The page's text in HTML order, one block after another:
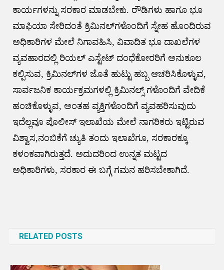
ಕಾರ್ಯಗಳನ್ನು ಸರಕಾರ ಮಾಡಬೇಕು. ರೌಡಿಗಳು ಹಾಗೂ ಭೂ
ಮಾಫಿಯಾ ಸೇರಿದಂತೆ ಕ್ರಿಮಿನಲ್‌ಗಳೊಂದಿಗೆ ಸ್ನೇಹ ಹೊಂದಿರುವ
ಅಧಿಕಾರಿಗಳ ಮೇಲೆ ನಿಗಾವಹಿಸಿ, ವಿವಾದಿತ ಭೂ ದಾಖಲೆಗಳ
ವ್ಯವಹಾರದಲ್ಲಿ ರಿಯಲ್‌ ಎಸ್ಟೇಟ್‌ ದಂಧೆಕೋರರಿಗೆ ಅನುಕೂಲ
ಕಲ್ಪಿಸುವ, ಕ್ರಿಮಿನಲ್‌ಗಳ ಜೊತೆ ಹುಟ್ಟು ಹಬ್ಬ ಆಚರಿಸಿಕೊಳ್ಳುವ,
ಸಾರ್ವಜನಿಕ ಕಾರ್ಯಕ್ರಮಗಳಲ್ಲಿ ಕ್ರಿಮಿನಲ್ಸ್ ಗಳೊಂದಿಗೆ ವೇದಿಕೆ
ಹಂಚಿಕೊಳ್ಳುವ, ಅಂತಹ ವ್ಯಕ್ತಿಗಳೊಂದಿಗೆ ವ್ಯವಹರಿಸುವುದು
ಇದೆಲ್ಲವೂ ಪೊಲೀಸ್ ಇಲಾಖೆಯ ಮೇಲೆ ನಾಗರಿಕರು ಇಟ್ಟಿರುವ
ವಿಶ್ವಾಸ,ನಂಬಿಕೆಗೆ ಚ್ಯುತಿ ತಂದು ಇಲಾಖೆಗೂ, ಸರಕಾರಕ್ಕೂ
ಕಳಂಕವಾಗಿರುತ್ತದೆ. ಅದುದರಿಂದ ಉನ್ನತ ಮಟ್ಟದ
ಅಧಿಕಾರಿಗಳು, ಸರಕಾರ ಈ ಬಗ್ಗೆ ಗಮನ ಹರಿಸಬೇಕಾಗಿದೆ.
RELATED POSTS